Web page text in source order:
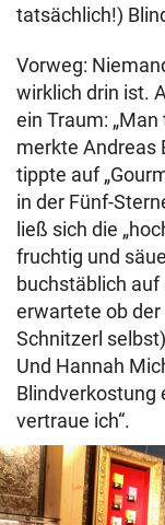
tatsächlich!)
Vorweg:
wirklich drin ist.
ein Traum: „Man
merkte Andreas
tippte auf
in der Fünf-
ließ sich die
fruchtig und
buchstäblich
erwartete ob der
Schnitzerl
Und Hannah
Blindverkostung
vertraue ich“.